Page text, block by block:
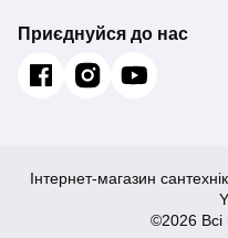
Приєднуйся до нас
Інтернет-магазин
©2026 Всі